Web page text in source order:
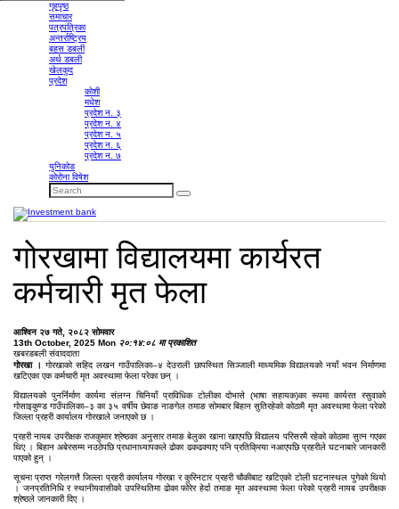
गृहपृष्‍ठ
समाचार
पत्रपत्रिका
अन्तर्राष्ट्रिय
बहस डबली
अर्थ डबली
खेलकुद
प्रदेश
कोशी
मधेश
प्रदेश न. ३
प्रदेश न. ४
प्रदेश न. ५
प्रदेश न. ६
प्रदेश न. ७
युनिकोड
कोरोना विषेश
गाेरखामा विद्यालयमा कार्यरत
कर्मचारी मृत फेला
आश्विन २७ गते, २०८२ सोमवार
13th October, 2025 Mon २०:१४:०८ मा प्रकाशित
खबरडबली संवाददाता
गोरखा ।गोरखाको सहिद लखन गाउँपालिका–४ देउराली छापस्थित सिञ्जाली माध्यमिक विद्यालयको नयाँ भवन निर्माणमा
खटिएका एक कर्मचारी मृत अवस्थामा फेला परेका छन् ।
विद्यालयको पुनर्निर्माण कार्यमा संलग्न चिनियाँ प्राविधिक टोलीका दोभासे (भाषा सहायक)का रूपमा कार्यरत रसुवाको
गोसाइकुण्ड गाउँपालिका–३ का ३५ वर्षीय छेवाङ नाङगेल तमाङ सोमबार बिहान सुतिरहेको कोठामै मृत अवस्थामा फेला परेको
जिल्ला प्रहरी कार्यालय गोरखाले जनाएको छ ।
प्रहरी नायब उपरीक्षक राजकुमार श्रेष्ठका अनुसार तमाङ बेलुका खाना खाएपछि विद्यालय परिसरमै रहेको कोठामा सुत्न गएका
थिए । बिहान अबेरसम्म नउठेपछि प्रधानाध्यापकले ढोका ढकढक्याए पनि प्रतिक्रिया नआएपछि प्रहरीले घटनाबारे जानकारी
पाएको हुन् ।
सूचना प्राप्त गरेलगत्तै जिल्ला प्रहरी कार्यालय गोरखा र कुरिनटार प्रहरी चौकीबाट खटिएको टोली घटनास्थल पुगेको थियो
। जनप्रतिनिधि र स्थानीयवासीको उपस्थितिमा ढोका फोरेर हेर्दा तमाङ मृत अवस्थामा फेला परेको प्रहरी नायब उपरीक्षक
श्रेष्ठले जानकारी दिए ।